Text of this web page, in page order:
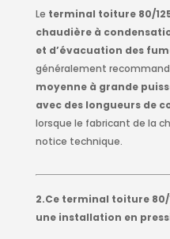
Le terminal toiture 80/
chaudière à
et d’évacuation des
généralement
moyenne à grande
avec des longueurs de
lorsque le fabricant de la
notice technique.
2.Ce terminal toiture
une installation en